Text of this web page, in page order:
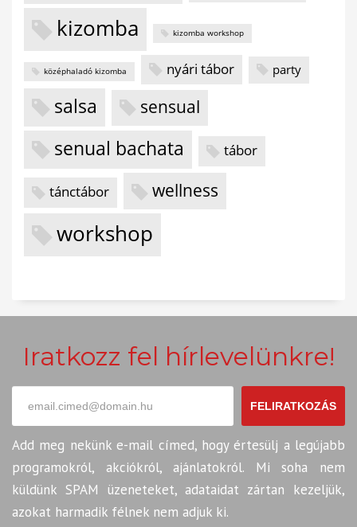
kizomba kizomba workshop
középhaladó kizomba nyári tábor party
salsa sensual
senual bachata tábor
tánctábor wellness
workshop
Iratkozz fel hírlevelünkre!
FELIRATKOZÁS
Add meg nekünk e-mail címed, hogy értesülj a legújabb
programokról, akciókról, ajánlatokról. Mi soha nem
küldünk SPAM üzeneteket, adataidat zártan kezeljük,
azokat harmadik félnek nem adjuk ki.